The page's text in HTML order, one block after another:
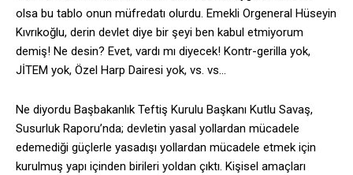
olsa bu tablo onun müfredatı olurdu. Emekli Orgeneral Hüseyin
Kıvrıkoğlu, derin devlet diye bir şeyi ben kabul etmiyorum
demiş! Ne desin? Evet, vardı mı diyecek! Kontr-gerilla yok,
JİTEM yok, Özel Harp Dairesi yok, vs. vs…
Ne diyordu Başbakanlık Teftiş Kurulu Başkanı Kutlu Savaş,
Susurluk Raporu’nda; devletin yasal yollardan mücadele
edemediği güçlerle yasadışı yollardan mücadele etmek için
kurulmuş yapı içinden birileri yoldan çıktı. Kişisel amaçları